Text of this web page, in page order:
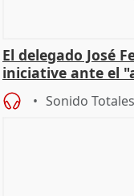
El delegado José
iniciative ante el
hogar en Madri
Sonido Totales